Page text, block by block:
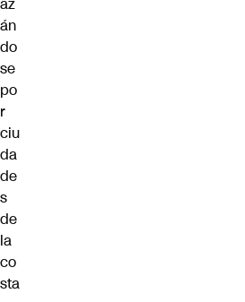
án
do
se
po
r
ciu
da
de
s
de
la
co
sta